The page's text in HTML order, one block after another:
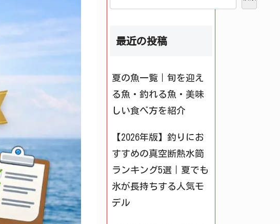
最近の投稿
夏の魚一覧｜旬を迎え
る魚・釣れる魚・美味
しい食べ方を紹介
【2026年版】釣りにお
すすめの真空断熱水筒
ランキング5選｜夏でも
氷が長持ちする人気モ
デル